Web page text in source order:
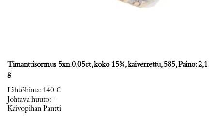
Timanttisormus 5xn.0.05ct, koko 15¾, kaiverrettu, 585, Paino: 2,1
g
Lähtöhinta: 140 €
Johtava huuto:-
Kaivopihan Pantti